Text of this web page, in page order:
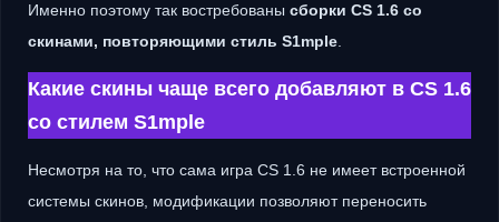
Именно поэтому так востребованы сборки CS 1.6 со
скинами, повторяющими стиль S1mple
Какие скины чаще всего добавляют в CS 1.6
со стилем S1mple
Несмотря на то, что сама игра CS 1.6 не имеет встроенной
системы скинов, модификации позволяют переносить